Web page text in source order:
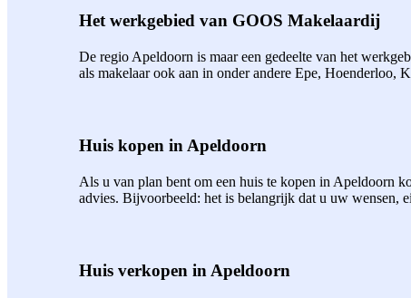
Het werkgebied van GOOS Makelaardij
De regio Apeldoorn is maar een gedeelte van het
als makelaar ook aan in onder andere Epe, Hoenderloo,
Huis kopen in Apeldoorn
Als u van plan bent om een huis te kopen in Apeldoorn
advies. Bijvoorbeeld: het is belangrijk dat u uw wensen,
Huis verkopen in Apeldoorn